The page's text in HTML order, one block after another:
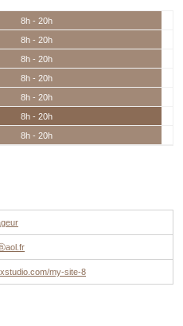
8h - 20h
8h - 20h
8h - 20h
8h - 20h
8h - 20h
8h - 20h
8h - 20h
my-site-8